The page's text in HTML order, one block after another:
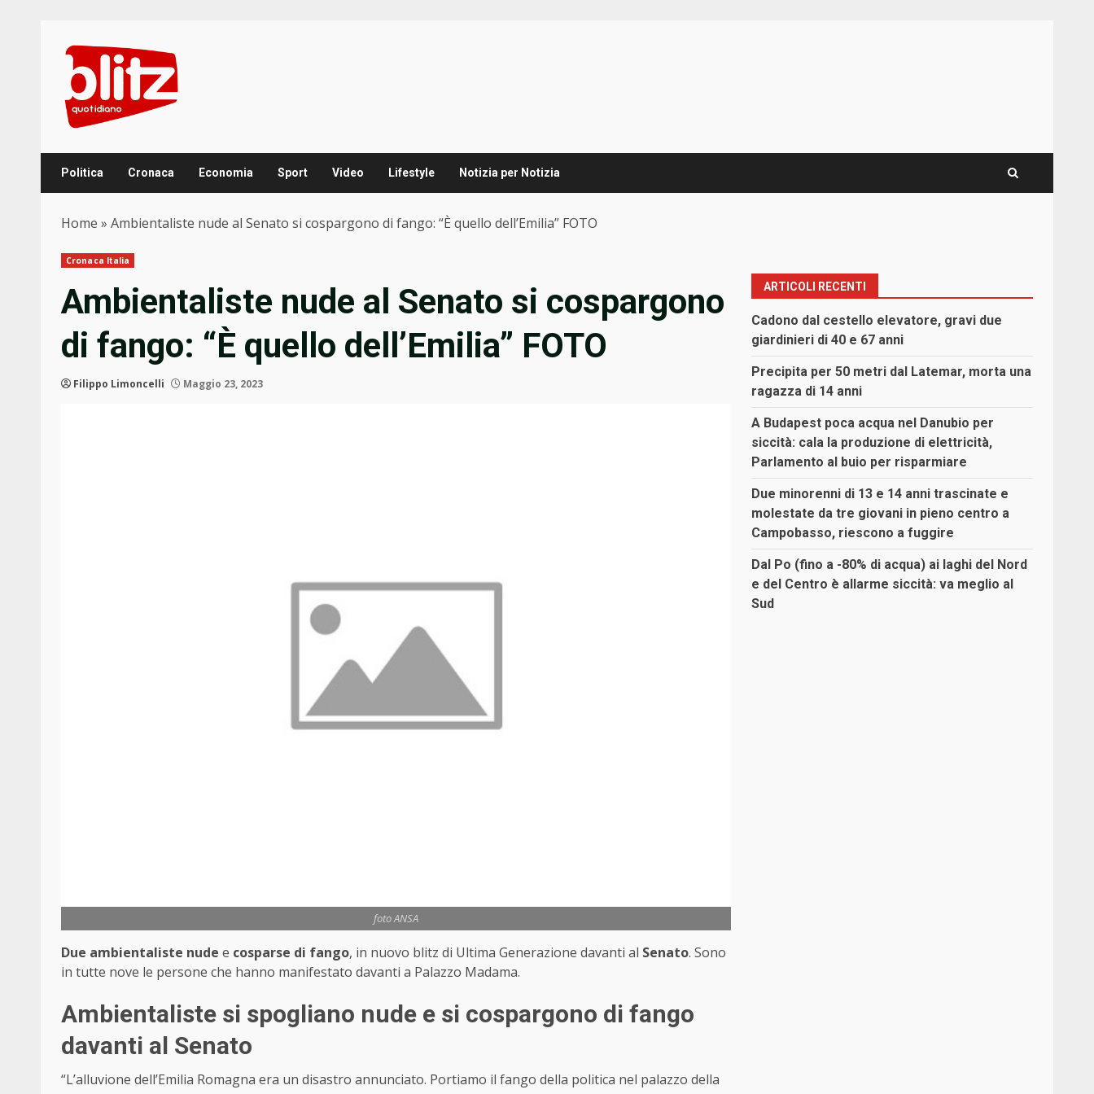
content
Politica Cronaca Economia Sport Video Lifestyle Notizia per Notizia
Home » Ambientaliste nude al Senato si cospargono di fango: “È quello dell’Emilia” FOTO
Cronaca Italia
Ambientaliste nude al Senato si cospargono
di fango: “È quello dell’Emilia” FOTO
Filippo Limoncelli Maggio 23, 2023
foto ANSA
Due ambientaliste nude e cosparse di fango, in nuovo blitz di Ultima Generazione davanti al Senato. Sono
in tutte nove le persone che hanno manifestato davanti a Palazzo Madama.
Ambientaliste si spogliano nude e si cospargono di fango
davanti al Senato
“L’alluvione dell’Emilia Romagna era un disastro annunciato. Portiamo il fango della politica nel palazzo della
ARTICOLI RECENTI
Cadono dal cestello elevatore, gravi due
giardinieri di 40 e 67 anni
Precipita per 50 metri dal Latemar, morta una
ragazza di 14 anni
A Budapest poca acqua nel Danubio per
siccità: cala la produzione di elettricità,
Parlamento al buio per risparmiare
Due minorenni di 13 e 14 anni trascinate e
molestate da tre giovani in pieno centro a
Campobasso, riescono a fuggire
Dal Po (fino a -80% di acqua) ai laghi del Nord
e del Centro è allarme siccità: va meglio al
Sud